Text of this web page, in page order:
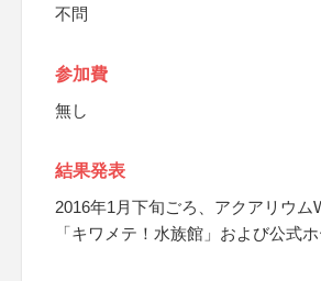
不問
参加費
無し
結果発表
2016年1月下旬ごろ、アクアリウム
「キワメテ！水族館」および公式